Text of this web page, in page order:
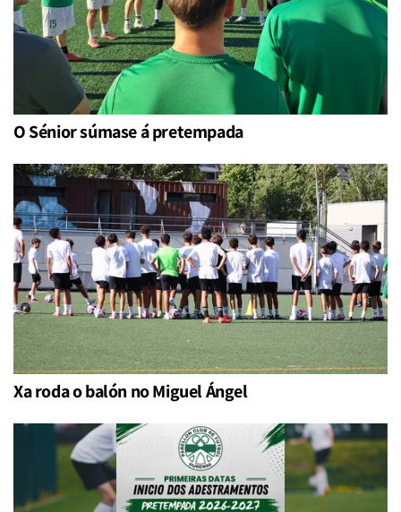
O Sénior súmase á pretempada
Xa roda o balón no Miguel Ángel